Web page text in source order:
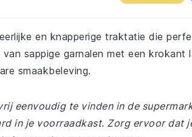
en knapperige traktatie die
sappige garnalen met een krokant
smaakbeleving.
eenvoudig te vinden in de
in je voorraadkast. Zorg ervoor dat